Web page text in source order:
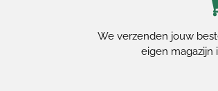
We verzenden jouw
eigen magazijn